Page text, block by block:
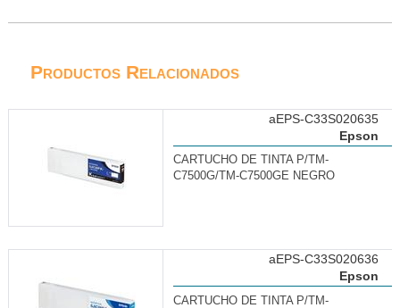
Productos Relacionados
Epson
aEPS-C33S020635
CARTUCHO DE TINTA P/TM-
C7500G/TM-C7500GE NEGRO
Epson
aEPS-C33S020636
CARTUCHO DE TINTA P/TM-